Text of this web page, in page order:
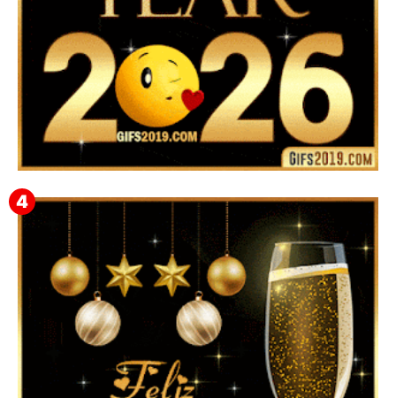
▷ Happy New Year 2026 GiF 【º‿º】